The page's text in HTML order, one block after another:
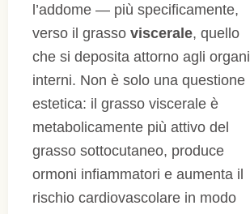
l’addome — più specificamente,
verso il grasso viscerale, quello
che si deposita attorno agli organi
interni. Non è solo una questione
estetica: il grasso viscerale è
metabolicamente più attivo del
grasso sottocutaneo, produce
ormoni infiammatori e aumenta il
rischio cardiovascolare in modo